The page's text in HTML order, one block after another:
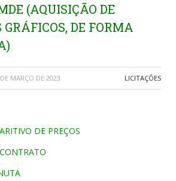
(AQUISIÇÃO DE
DE FORMA
MARÇO DE 2023 LICITAÇÕES
DE PREÇOS